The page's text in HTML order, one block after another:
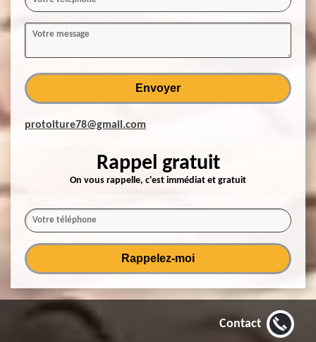
protoiture78@gmail.com
Rappel gratuit
On vous rappelle, c'est immédiat et gratuit
Contact